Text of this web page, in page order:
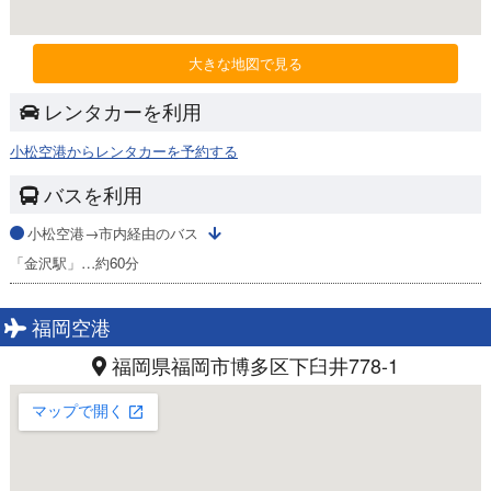
大きな地図で見る
レンタカーを利用
小松空港からレンタカーを予約する
バスを利用
小松空港→市内経由のバス
「金沢駅」…約60分
福岡空港
福岡県福岡市博多区下臼井778-1